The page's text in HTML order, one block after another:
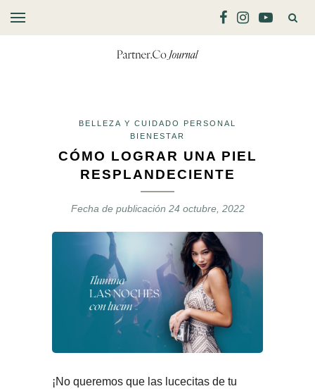
BELLEZA Y CUIDADO PERSONAL
BIENESTAR
CÓMO LOGRAR UNA PIEL
RESPLANDECIENTE
Fecha de publicación 24 octubre, 2022
¡No queremos que las lucecitas de tu